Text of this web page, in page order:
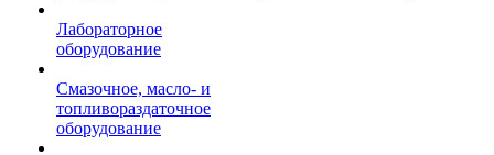
Лабораторное
оборудование
Смазочное, масло- и
топливораздаточное
оборудование